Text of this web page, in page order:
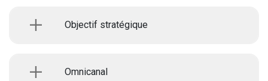
Objectif stratégique
Omnicanal